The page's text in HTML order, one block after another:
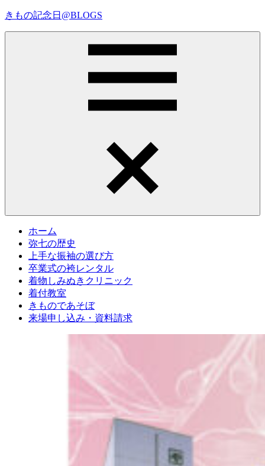
コ
きもの記念日@BLOGS
す。
ホーム
弥七の歴史
上手な振袖の選び方
卒業式の袴レンタル
着物しみぬきクリニック
着付教室
きものであそぼ
来場申し込み・資料請求